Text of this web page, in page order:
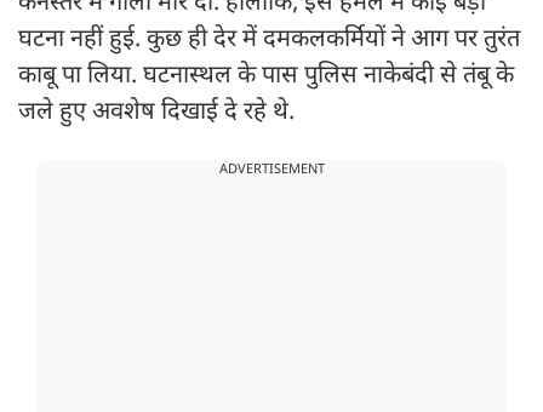
घटना नहीं हुई. कुछ ही देर में दमकलकर्मियों ने आग पर तुरंत
काबू पा लिया. घटनास्थल के पास पुलिस नाकेबंदी से तंबू के
जले हुए अवशेष दिखाई दे रहे थे.
ADVERTISEMENT